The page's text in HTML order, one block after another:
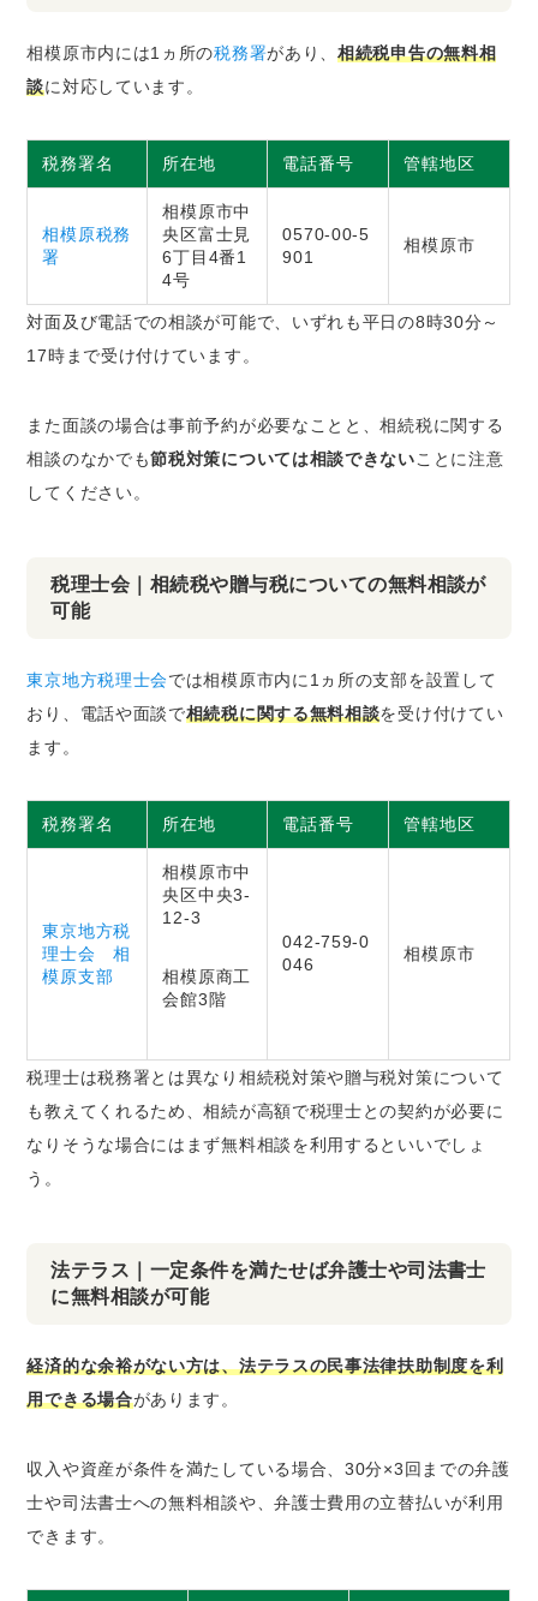
相模原市内には1ヵ所の税務署があり、相続税申告の無料相
談に対応しています。
税務署名 所在地 電話番号 管轄地区
相模原税務
署
相模原市中
央区富士見
6丁目4番1
4号
0570-00-5
901
相模原市
対面及び電話での相談が可能で、いずれも平日の8時30分～
17時まで受け付けています。
また面談の場合は事前予約が必要なことと、相続税に関する
相談のなかでも節税対策については相談できないことに注意
してください。
税理士会｜相続税や贈与税についての無料相談が
可能
東京地方税理士会では相模原市内に1ヵ所の支部を設置して
おり、電話や面談で相続税に関する無料相談を受け付けてい
ます。
税務署名 所在地 電話番号 管轄地区
東京地方税
理士会 相
模原支部
相模原市中
央区中央3-
12-3
相模原商工
会館3階
042-759-0
046
相模原市
税理士は税務署とは異なり相続税対策や贈与税対策について
も教えてくれるため、相続が高額で税理士との契約が必要に
なりそうな場合にはまず無料相談を利用するといいでしょ
う。
法テラス｜一定条件を満たせば弁護士や司法書士
に無料相談が可能
経済的な余裕がない方は、法テラスの民事法律扶助制度を利
用できる場合があります。
収入や資産が条件を満たしている場合、30分×3回までの弁護
士や司法書士への無料相談や、弁護士費用の立替払いが利用
できます。